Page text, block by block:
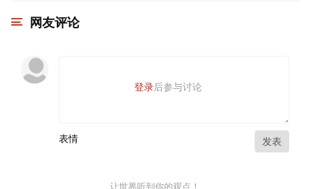
网友评论
登录后参与讨论
表情 发表
让世界听到你的观点！